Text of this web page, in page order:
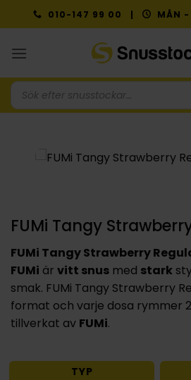
to
010-147 99 00 | MÅN
Produktsökning
FUMi Tangy
FUMi Tangy Strawberry
FUMi är vitt snus med stark
smak. FUMi Tangy Strawberry
format och varje dosa rymmer
tillverkat av FUMi.
TYP